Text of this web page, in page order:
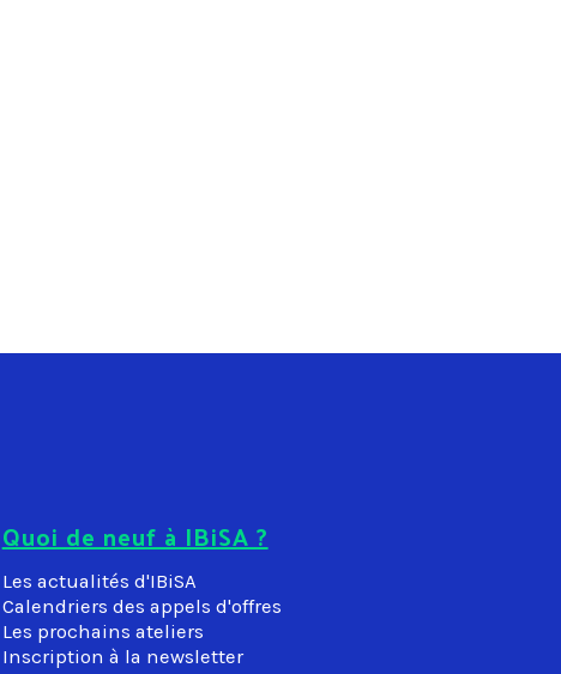
Quoi de neuf à IBiSA ?
Les actualités d'IBiSA
Calendriers des appels d'offres
Les prochains ateliers
Inscription à la newsletter